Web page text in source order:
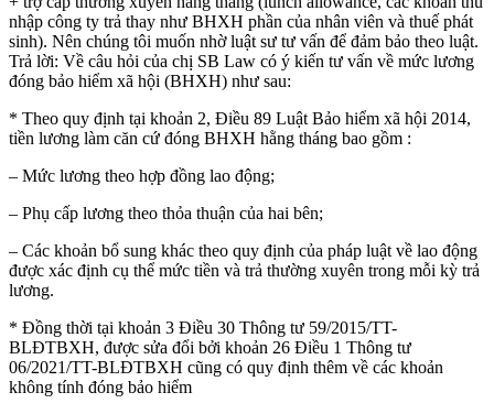
nhập công ty trả thay như BHXH phần của nhân viên và thuế phát
sinh). Nên chúng tôi muốn nhờ luật sư tư vấn để đảm bảo theo luật.
Trả lời: Về câu hỏi của chị SB Law có ý kiến tư vấn về mức lương
đóng bảo hiểm xã hội (BHXH) như sau:
* Theo quy định tại khoản 2, Điều 89 Luật Bảo hiểm xã hội 2014,
tiền lương làm căn cứ đóng BHXH hằng tháng bao gồm :
– Mức lương theo hợp đồng lao động;
– Phụ cấp lương theo thỏa thuận của hai bên;
– Các khoản bổ sung khác theo quy định của pháp luật về lao động
được xác định cụ thể mức tiền và trả thường xuyên trong mỗi kỳ trả
lương.
* Đồng thời tại khoản 3 Điều 30 Thông tư 59/2015/TT-
BLĐTBXH, được sửa đổi bởi khoản 26 Điều 1 Thông tư
06/2021/TT-BLĐTBXH cũng có quy định thêm về các khoản
không tính đóng bảo hiểm